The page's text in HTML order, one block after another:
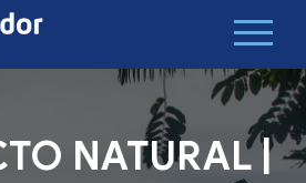
NATURAL |